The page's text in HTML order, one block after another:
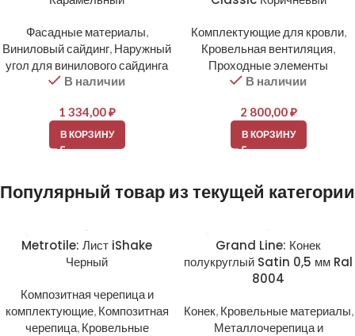
Фасадные материалы,
Виниловый сайдинг, Наружный
угол для винилового сайдинга
В наличии
1 334,00₽
В КОРЗИНУ
Комплектующие для кровли,
Кровельная вентиляция,
Проходные элементы
В наличии
2 800,00₽
В КОРЗИНУ
Популярный товар из текущей категории
Metrotile: Лист iShake
Черный
Композитная черепица и
комплектующие, Композитная
черепица, Кровельные
Grand Line: Конек
полукруглый Satin 0,5 мм Ral
8004
Конек, Кровельные материалы,
Металлочерепица и